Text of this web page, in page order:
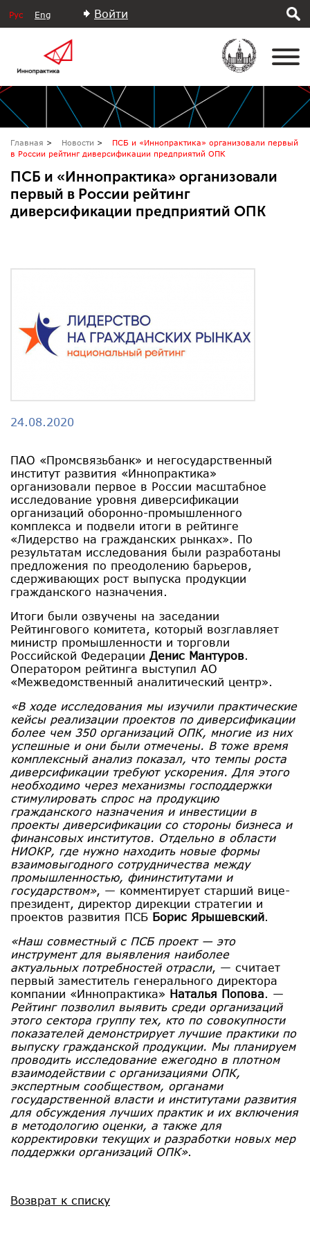
Рус Eng Войти
Главная Новости
ПСБ и «Иннопрактика» организовали первый
в России рейтинг диверсификации предприятий ОПК
ПСБ и «Иннопрактика» организовали
первый в России рейтинг
диверсификации предприятий ОПК
24.08.2020
ПАО «Промсвязьбанк» и негосударственный
институт развития «Иннопрактика»
организовали первое в России масштабное
исследование уровня диверсификации
организаций оборонно-промышленного
комплекса и подвели итоги в рейтинге
«Лидерство на гражданских рынках». По
результатам исследования были разработаны
предложения по преодолению барьеров,
сдерживающих рост выпуска продукции
гражданского назначения.
Итоги были озвучены на заседании
Рейтингового комитета, который возглавляет
министр промышленности и торговли
Российской Федерации Денис Мантуров.
Оператором рейтинга выступил АО
«Межведомственный аналитический центр».
«В ходе исследования мы изучили практические
кейсы реализации проектов по диверсификации
более чем 350 организаций ОПК, многие из них
успешные и они были отмечены. В тоже время
комплексный анализ показал, что темпы роста
диверсификации требуют ускорения. Для этого
необходимо через механизмы господдержки
стимулировать спрос на продукцию
гражданского назначения и инвестиции в
проекты диверсификации со стороны бизнеса и
финансовых институтов. Отдельно в области
НИОКР, где нужно находить новые формы
взаимовыгодного сотрудничества между
промышленностью, фининститутами и
государством», — комментирует старший вице-
президент, директор дирекции стратегии и
проектов развития ПСБ Борис Ярышевский.
«Наш совместный с ПСБ проект — это
инструмент для выявления наиболее
актуальных потребностей отрасли, — считает
первый заместитель генерального директора
компании «Иннопрактика» Наталья Попова. —
Рейтинг позволил выявить среди организаций
этого сектора группу тех, кто по совокупности
показателей демонстрирует лучшие практики по
выпуску гражданской продукции. Мы планируем
проводить исследование ежегодно в плотном
взаимодействии с организациями ОПК,
экспертным сообществом, органами
государственной власти и институтами развития
для обсуждения лучших практик и их включения
в методологию оценки, а также для
корректировки текущих и разработки новых мер
поддержки организаций ОПК».
Возврат к списку